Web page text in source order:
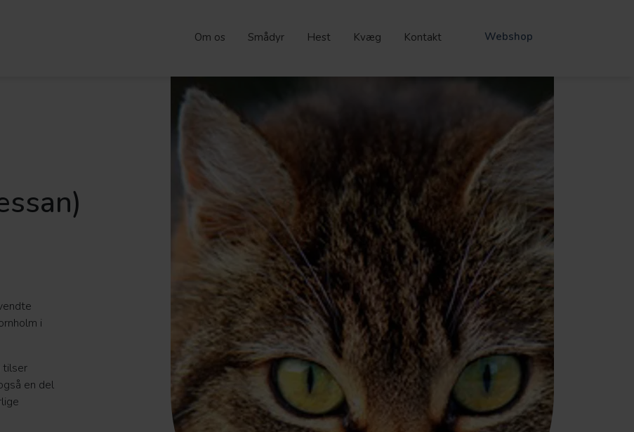
Om os Smådyr Hest Kvæg Kontakt Webshop
i
tilser
en del